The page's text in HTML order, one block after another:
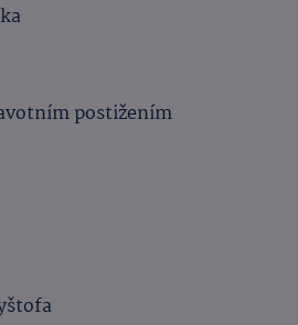
postižením